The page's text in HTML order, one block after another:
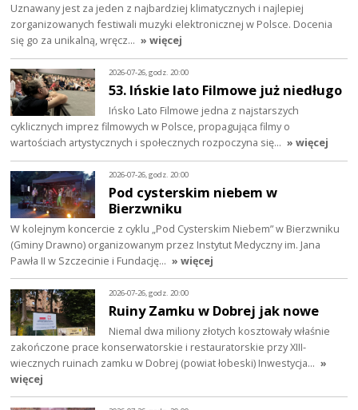
Uznawany jest za jeden z najbardziej klimatycznych i najlepiej
zorganizowanych festiwali muzyki elektronicznej w Polsce. Docenia
się go za unikalną, wręcz… » więcej
2026-07-26, godz. 20:00
53. Ińskie lato Filmowe już niedługo
Ińsko Lato Filmowe jedna z najstarszych
cyklicznych imprez filmowych w Polsce, propagująca filmy o
wartościach artystycznych i społecznych rozpoczyna się… » więcej
2026-07-26, godz. 20:00
Pod cysterskim niebem w
Bierzwniku
W kolejnym koncercie z cyklu „Pod Cysterskim Niebem” w Bierzwniku
(Gminy Drawno) organizowanym przez Instytut Medyczny im. Jana
Pawła II w Szczecinie i Fundację… » więcej
2026-07-26, godz. 20:00
Ruiny Zamku w Dobrej jak nowe
Niemal dwa miliony złotych kosztowały właśnie
zakończone prace konserwatorskie i restauratorskie przy XIII-
wiecznych ruinach zamku w Dobrej (powiat łobeski) Inwestycja… »
więcej